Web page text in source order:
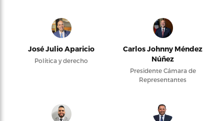
José Julio Aparicio
Política y derecho
Carlos Johnny Méndez
Núñez
Presidente Cámara de
Representantes